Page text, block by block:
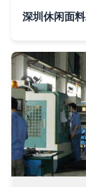
深圳休闲面